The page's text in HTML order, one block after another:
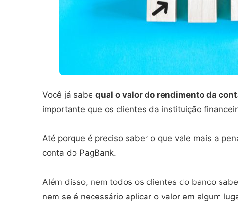
Você já sabe qual o valor do rendimento da
importante que os clientes da instituição
Até porque é preciso saber o que vale mais a
conta do PagBank.
Além disso, nem todos os clientes do banco
nem se é necessário aplicar o valor em algum